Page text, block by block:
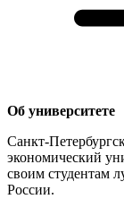
Об университете
Санкт-
экономический
своим студентам
России.